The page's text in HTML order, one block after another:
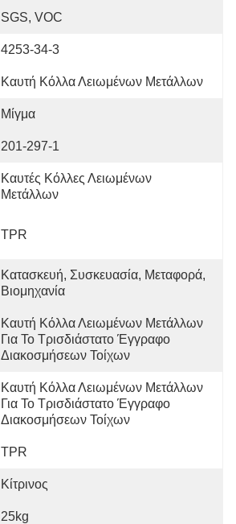
SGS, VOC
4253-34-3
Καυτή Κόλλα Λειωμένων Μετάλλων
Μίγμα
201-297-1
Καυτές Κόλλες Λειωμένων
Μετάλλων
TPR
Κατασκευή, Συσκευασία, Μεταφορά,
Βιομηχανία
Καυτή Κόλλα Λειωμένων Μετάλλων
Για Το Τρισδιάστατο Έγγραφο
Διακοσμήσεων Τοίχων
Καυτή Κόλλα Λειωμένων Μετάλλων
Για Το Τρισδιάστατο Έγγραφο
Διακοσμήσεων Τοίχων
TPR
Κίτρινος
25kg